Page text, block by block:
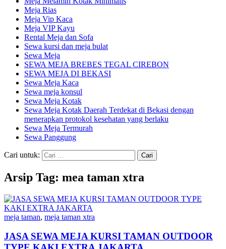
Meja Rias
Meja Vip Kaca
Meja VIP Kayu
Rental Meja dan Sofa
Sewa kursi dan meja bulat
Sewa Meja
SEWA MEJA BREBES TEGAL CIREBON
SEWA MEJA DI BEKASI
Sewa Meja Kaca
Sewa meja konsul
Sewa Meja Kotak
Sewa Meja Kotak Daerah Terdekat di Bekasi dengan
menerapkan protokol kesehatan yang berlaku
Sewa Meja Termurah
Sewa Panggung
Cari untuk:
Arsip Tag: mea taman xtra
meja taman, meja taman xtra
JASA SEWA MEJA KURSI TAMAN OUTDOOR